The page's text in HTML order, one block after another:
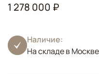
1 278 000 ₽
Наличие:
На складе в Москве